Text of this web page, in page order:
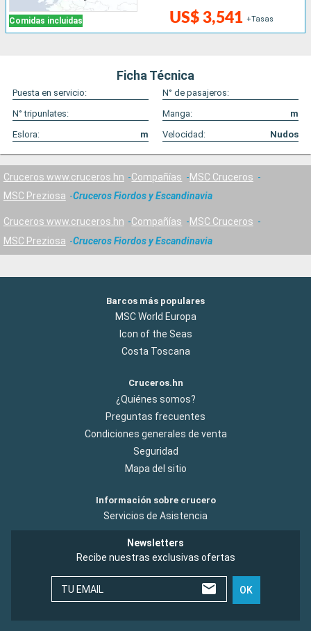
Comidas incluidas US$ 3,541 +Tasas
Ficha Técnica
Puesta en servicio:
N° de pasajeros:
N° tripunlates:
Manga:
m
Eslora:
m Velocidad: Nudos
Cruceros www.cruceros.hn Compañías
MSC Cruceros
MSC Preziosa
Cruceros Fiordos y Escandinavia
Cruceros www.cruceros.hn Compañías
MSC Cruceros
MSC Preziosa
Cruceros Fiordos y Escandinavia
Barcos más populares
MSC World Europa
Icon of the Seas
Costa Toscana
Cruceros.hn
¿Quiénes somos?
Preguntas frecuentes
Condiciones generales de venta
Seguridad
Mapa del sitio
Información sobre crucero
Servicios de Asistencia
Newsletters
Recibe nuestras exclusivas ofertas
TU EMAIL OK